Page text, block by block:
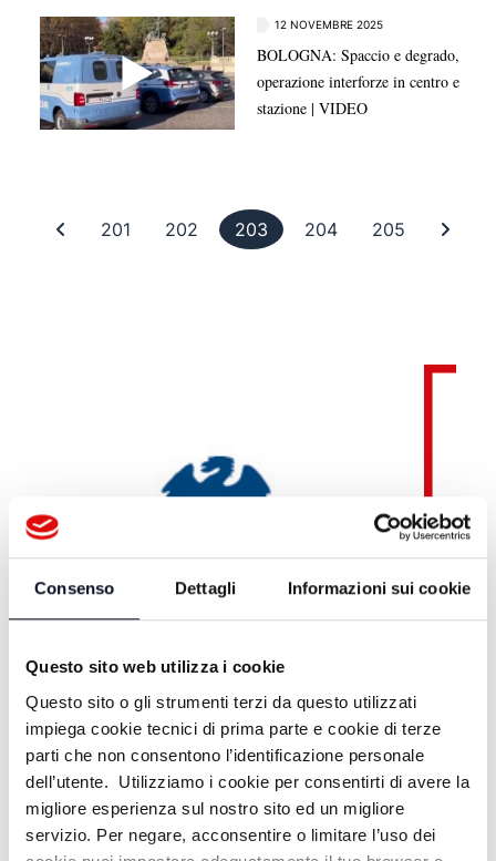
Consenso Dettagli Informazioni sui cookie
Questo sito web utilizza i cookie
Questo sito o gli strumenti terzi da questo utilizzati
impiega cookie tecnici di prima parte e cookie di terze
parti che non consentono l’identificazione personale
dell’utente. Utilizziamo i cookie per consentirti di avere la
migliore esperienza sul nostro sito ed un migliore
servizio. Per negare, acconsentire o limitare l’uso dei
12 NOVEMBRE 2025
BOLOGNA: Spaccio e degrado,
operazione interforze in centro e
stazione | VIDEO
Prima pagina
201Pagina 201
202Pagina 202
203 Pagina 203
204Pagina 204
205Pagina
Teleromagna OnDemand